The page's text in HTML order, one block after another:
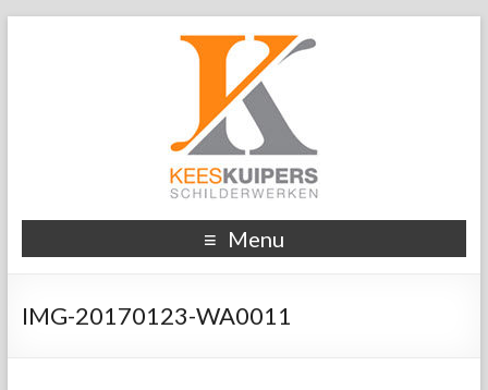
Menu
IMG-20170123-WA0011